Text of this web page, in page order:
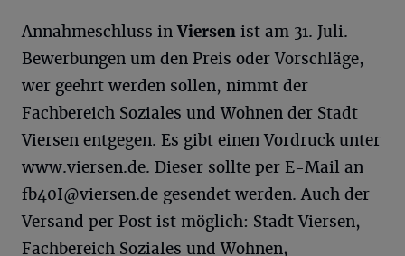
Annahmeschluss inViersen ist am 31. Juli.
Bewerbungen um den Preis oder Vorschläge,
wer geehrt werden sollen, nimmt der
Fachbereich Soziales und Wohnen der Stadt
Viersen entgegen. Es gibt einen Vordruck unter
www.viersen.de. Dieser sollte per E-Mail an
fb40I@viersen.de gesendet werden. Auch der
Versand per Post ist möglich: Stadt Viersen,
Fachbereich Soziales und Wohnen,